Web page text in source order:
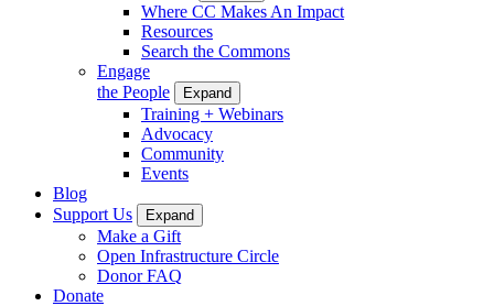
Where CC Makes An Impact
Resources
Search the Commons
Engage
the People
Expand
Training + Webinars
Advocacy
Community
Events
Blog
Support Us
Expand
Make a Gift
Open Infrastructure Circle
Donor FAQ
Donate